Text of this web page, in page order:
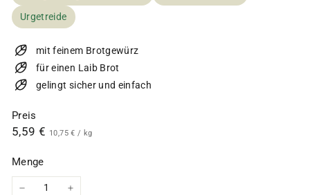
Urgetreide
mit feinem Brotgewürz
für einen Laib Brot
gelingt sicher und einfach
Preis
Normaler
5,59 € 5,59
10,75 € 10,75
/ kg
Menge